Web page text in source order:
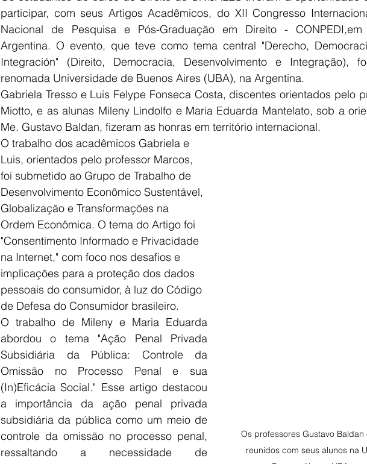
Voltar
participar, com seus Artigos Acadêmicos, do XII Congresso
Nacional de Pesquisa e Pós-Graduação em Direito - CONPEDI,em
Argentina. O evento, que teve como tema central "Derecho,
Integración" (Direito, Democracia, Desenvolvimento e Integração),
renomada Universidade de Buenos Aires (UBA), na Argentina.
Gabriela Tresso e Luis Felype Fonseca Costa, discentes orientados pelo
Miotto, e as alunas Mileny Lindolfo e Maria Eduarda Mantelato, sob a
Me. Gustavo Baldan, fizeram as honras em território internacional.
Os professores Gustavo
reunidos com seus alunos na
O trabalho dos acadêmicos Gabriela e
Luis, orientados pelo professor Marcos,
foi submetido ao Grupo de Trabalho de
Desenvolvimento Econômico Sustentável,
Globalização e Transformações na
Ordem Econômica. O tema do Artigo foi
"Consentimento Informado e Privacidade
na Internet," com foco nos desafios e
implicações para a proteção dos dados
pessoais do consumidor, à luz do Código
de Defesa do Consumidor brasileiro.
O trabalho de Mileny e Maria Eduarda
abordou o tema "Ação Penal Privada
Subsidiária da Pública: Controle da
Omissão no Processo Penal e sua
(In)Eficácia Social." Esse artigo destacou
a importância da ação penal privada
subsidiária da pública como um meio de
controle da omissão no processo penal,
ressaltando a necessidade de